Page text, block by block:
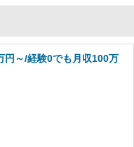
円～/経験0でも月収100万